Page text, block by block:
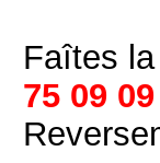
Faîtes
75 09